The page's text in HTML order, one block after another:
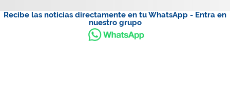
Recibe las noticias directamente en tu WhatsApp - Entra en
nuestro grupo